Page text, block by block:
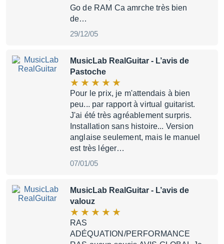
Go de RAM Ca amrche très bien
de…
29/12/05
MusicLab RealGuitar - L’avis de
Pastoche
Pour le prix, je m'attendais à bien
peu... par rapport à virtual guitarist.
J'ai été très agréablement surpris.
Installation sans histoire... Version
anglaise seulement, mais le manuel
est très léger…
07/01/05
MusicLab RealGuitar - L’avis de
valouz
RAS
ADÉQUATION/PERFORMANCE